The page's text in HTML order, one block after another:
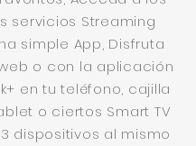
servicios Streaming
simple App, Disfruta
o con la aplicación
en tu teléfono, cajilla
o ciertos Smart TV
dispositivos al mismo